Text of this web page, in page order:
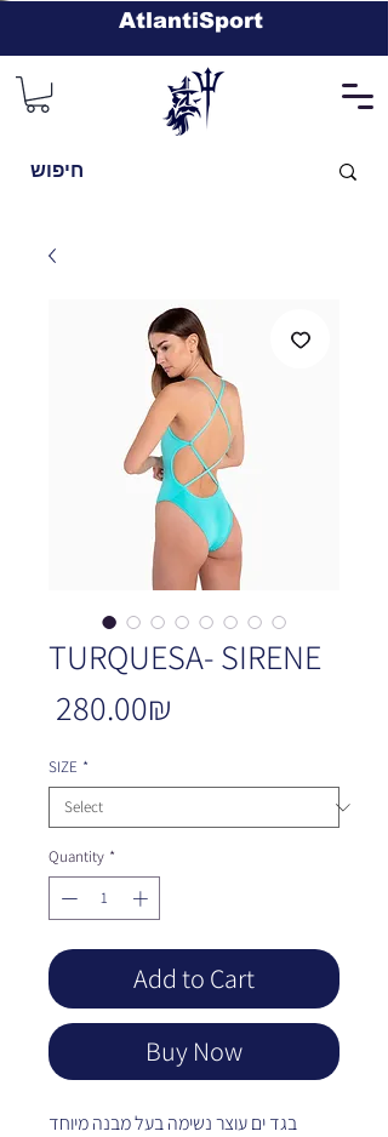
AtlantiSport
TURQUESA- SIRENE
‏280.00 ‏₪
SIZE *
Quantity *
Add to Cart
Buy Now
בגד ים עוצר נשימה בעל מבנה מיוחד